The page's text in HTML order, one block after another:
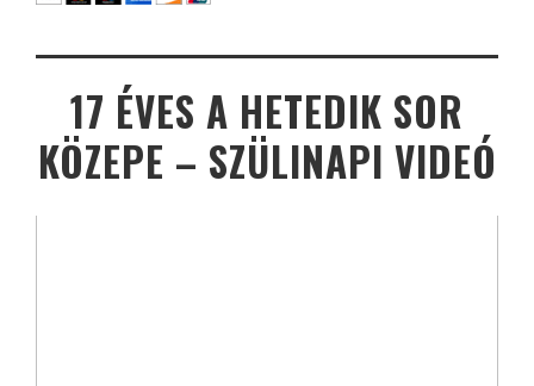
17 ÉVES A HETEDIK SOR
KÖZEPE – SZÜLINAPI VIDEÓ